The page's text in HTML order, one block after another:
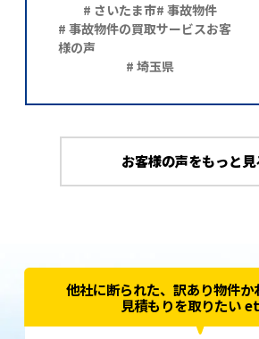
# さいたま市# 事故物件
# 事故物件の買取サービスお客
様の声
# 埼玉県
お客様の声をもっと見
他社に断られた、訳あり物件か
見積もりを取りたい